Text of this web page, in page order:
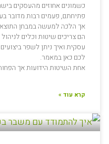
כשמונים אחוזים מהעסקים
פתיחתם, פעמים רבות מדובר
אך הלכה למעשה במבחן
הם צריכים שיטות וכלים
עסקית ואיך ניתן לשפר
לכם כאן במאמר.
אחת השיטות הידועות אך
קרא עוד »